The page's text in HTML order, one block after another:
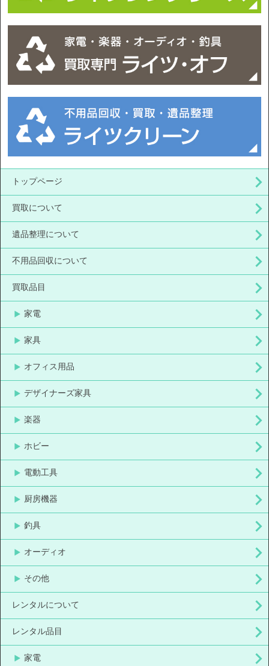
トップページ
買取について
遺品整理について
不用品回収について
買取品目
家電
家具
オフィス用品
デザイナーズ家具
楽器
ホビー
電動工具
厨房機器
釣具
オーディオ
その他
レンタルについて
レンタル品目
家電